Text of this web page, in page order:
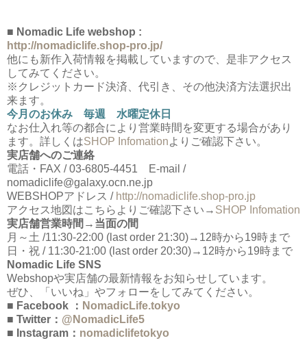
■ Nomadic Life webshop :
http://nomadiclife.shop-pro.jp/
他にも新作入荷情報を掲載していますので、是非アクセス
してみてください。
※クレジットカード決済、代引き、その他決済方法選択出
来ます。
今月のお休み 毎週 水曜定休日
なお仕入れ等の都合により営業時間を変更する場合があり
ます。詳しくはSHOP Infomationよりご確認下さい。
実店舗へのご連絡
電話・FAX / 03-6805-4451 E-mail /
nomadiclife@galaxy.ocn.ne.jp
WEBSHOPアドレス / http://nomadiclife.shop-pro.jp
アクセス地図はこちらよりご確認下さい→ SHOP Infomation
実店舗営業時間→当面の間
月～土 /11:30-22:00 (last order 21:30)→12時から19時まで
日・祝 / 11:30-21:00 (last order 20:30)→12時から19時まで
Nomadic Life SNS
Webshopや実店舗の最新情報をお知らせしています。
ぜひ、「いいね」やフォローをしてみてください。
■ Facebook ： NomadicLife.tokyo
■ Twitter： @NomadicLife5
■ Instagram： nomadiclifetokyo